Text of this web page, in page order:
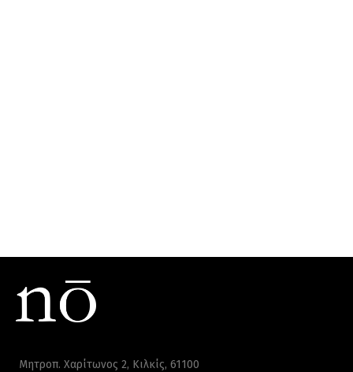
Μητροπ. Χαρίτωνος 2, Κιλκίς, 61100